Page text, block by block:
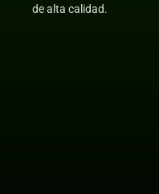
de alta calidad.